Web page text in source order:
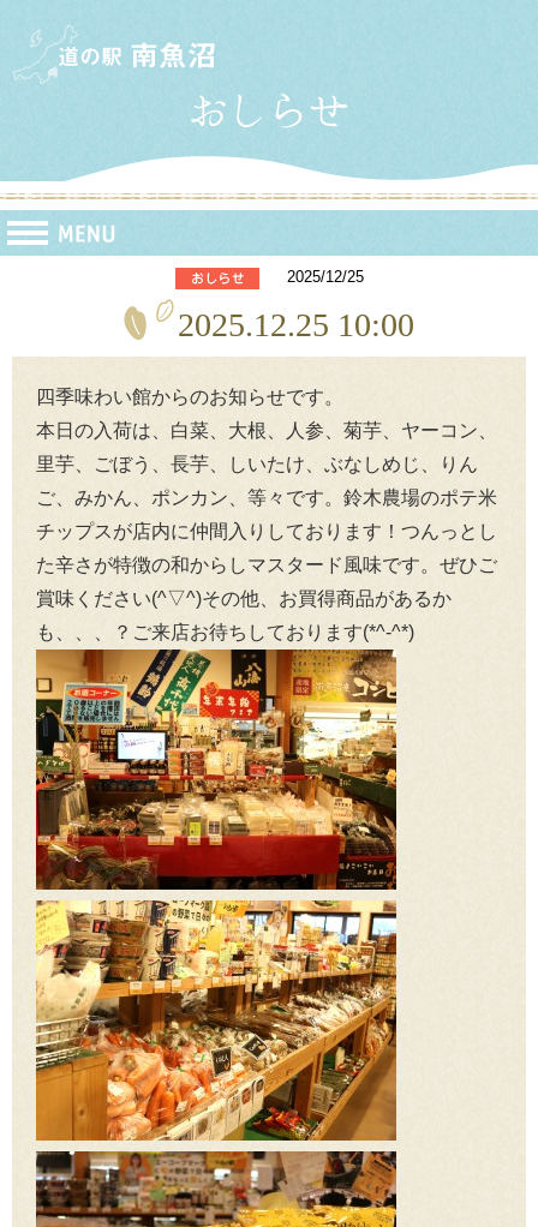
2025/12/25
2025.12.25 10:00
四季味わい館からのお知らせです。
本日の入荷は、白菜、大根、人参、菊芋、ヤーコン、
里芋、ごぼう、長芋、しいたけ、ぶなしめじ、りん
ご、みかん、ポンカン、等々です。鈴木農場のポテ米
チップスが店内に仲間入りしております！つんっとし
た辛さが特徴の和からしマスタード風味です。ぜひご
賞味ください(^▽^)その他、お買得商品があるか
も、、、？ご来店お待ちしております(*^-^*)